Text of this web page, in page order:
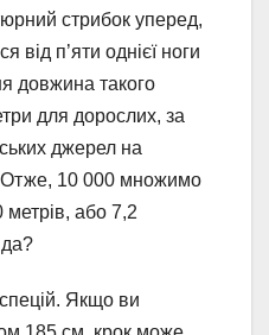
стрибок уперед,
від п’яти однієї ноги
довжина такого
для дорослих, за
джерел на
Отже, 10 000 множимо
або 7,2
Якщо ви